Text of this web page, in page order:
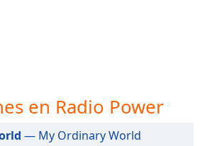
en Radio Power
— My Ordinary World